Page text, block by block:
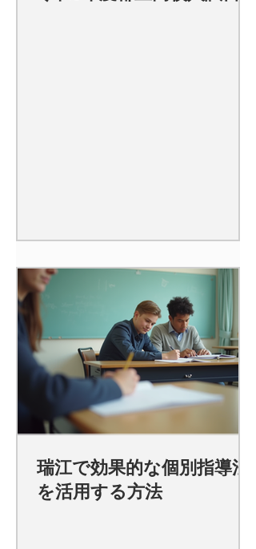
瑞江で効果的な個別指導法
を活用する方法